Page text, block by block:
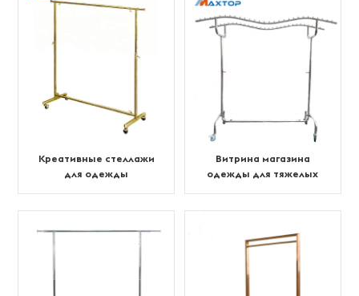
Креативные стеллажи
для одежды
Витрина магазина
одежды для тяжелых